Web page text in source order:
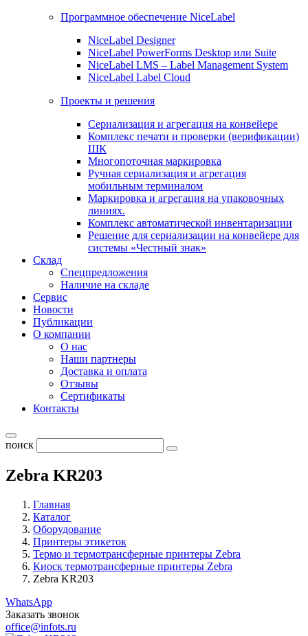
Программное обеспечение NiceLabel
NiceLabel Designer
NiceLabel PowerForms Desktop или Suite
NiceLabel LMS – Label Management System
NiceLabel Label Cloud
Проекты и решения
Сериализация и агрегация на конвейере
Комплекс печати и проверки (верификации)
ШК
Многопоточная маркировка
Ручная сериализация и агрегация
мобильным терминалом
Маркировка и агрегация на упаковочных
линиях.
Комплекс автоматической инвентаризации
Решение для сериализации на конвейере для
системы «Честный знак»
Склад
Спецпредложения
Наличие на складе
Сервис
Новости
Публикации
О компании
О нас
Наши партнеры
Доставка и оплата
Отзывы
Сертификаты
Контакты
поиск
Zebra KR203
Главная
Каталог
Оборудование
Принтеры этикеток
Термо и термотрансферные принтеры Zebra
Киоск термотрансферные принтеры Zebra
Zebra KR203
WhatsApp
Заказать звонок
office@infots.ru